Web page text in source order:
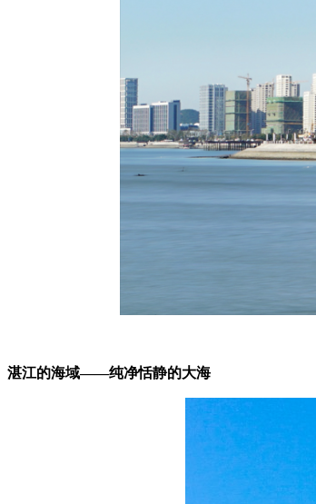
湛江的海域——纯净恬静的大海